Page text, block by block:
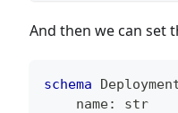
And then we can set
schema
    name
:
str